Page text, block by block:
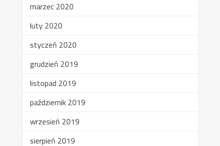
marzec 2020
luty 2020
styczeń 2020
grudzień 2019
listopad 2019
październik 2019
wrzesień 2019
sierpień 2019